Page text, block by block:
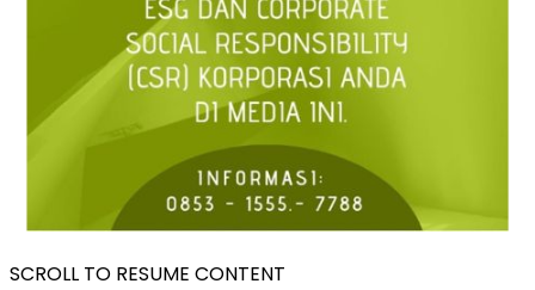
SCROLL TO RESUME CONTENT